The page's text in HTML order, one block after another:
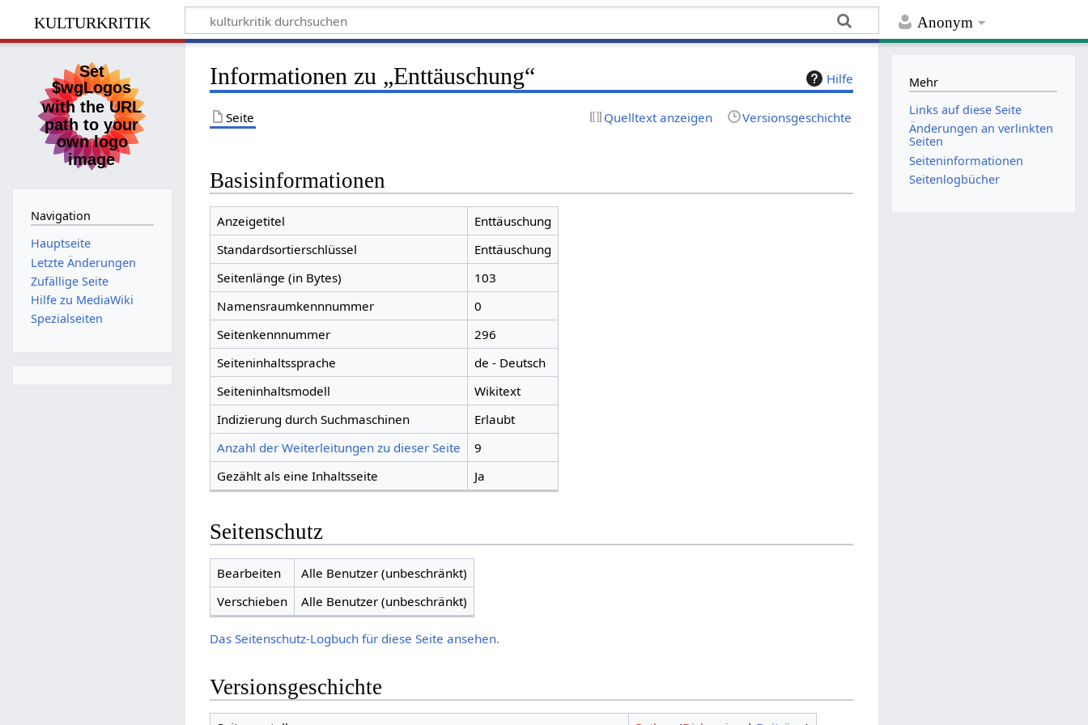
Anonym
kulturkritik
Hilfe
Informationen zu „Enttäuschung“
Seite Quelltext anzeigen Versionsgeschichte
Basisinformationen
Anzeigetitel
Enttäuschung
Standardsortierschlüssel
Enttäuschung
Seitenlänge (in Bytes)
103
Namensraumkennnummer
0
Seitenkennnummer
296
Seiteninhaltssprache
de - Deutsch
Seiteninhaltsmodell
Wikitext
Indizierung durch Suchmaschinen
Erlaubt
Anzahl der Weiterleitungen zu dieser Seite
9
Gezählt als eine Inhaltsseite
Ja
Seitenschutz
Bearbeiten
Alle Benutzer (unbeschränkt)
Verschieben
Alle Benutzer (unbeschränkt)
Das Seitenschutz-Logbuch für diese Seite ansehen.
Versionsgeschichte
Navigation
Hauptseite
Letzte Änderungen
Zufällige Seite
Hilfe zu MediaWiki
Spezialseiten
Mehr
Links auf diese Seite
Änderungen an verlinkten
Seiten
Seiten­­informationen
Seitenlogbücher